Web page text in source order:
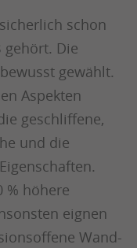
schon
gehört. Die
gewählt.
Aspekten
geschliffene,
und die
% höhere
eignen
Wand-